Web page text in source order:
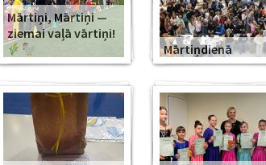
Mārtiņi, Mārtiņi —
ziemai vaļā vārtiņi!
Mārtiņdienā